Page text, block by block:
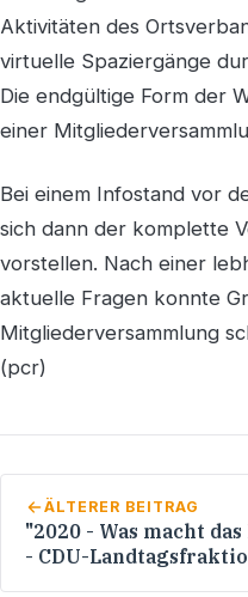
Aktivitäten des
virtuelle Spaziergänge
Die endgültige Form der
einer
Bei einem Infostand vor
sich dann der komplette
vorstellen. Nach einer
aktuelle Fragen konnte
Mitgliederversammlung
(pcr)
ÄLTERER BEITRAG
"2020 - Was macht
- CDU-